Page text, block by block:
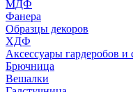
МДФ
Фанера
Образцы декоров
ХДФ
Аксессуары гардеробов
Брючница
Вешалки